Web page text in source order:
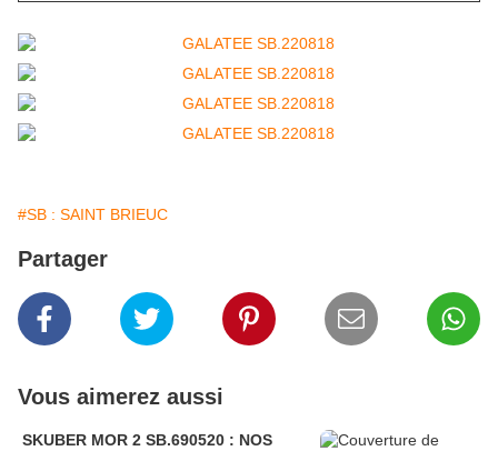
#SB : SAINT BRIEUC
Partager
Vous aimerez aussi
SKUBER MOR 2 SB.690520 : NOS